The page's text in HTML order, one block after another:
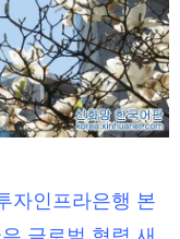
자인프라은행 본